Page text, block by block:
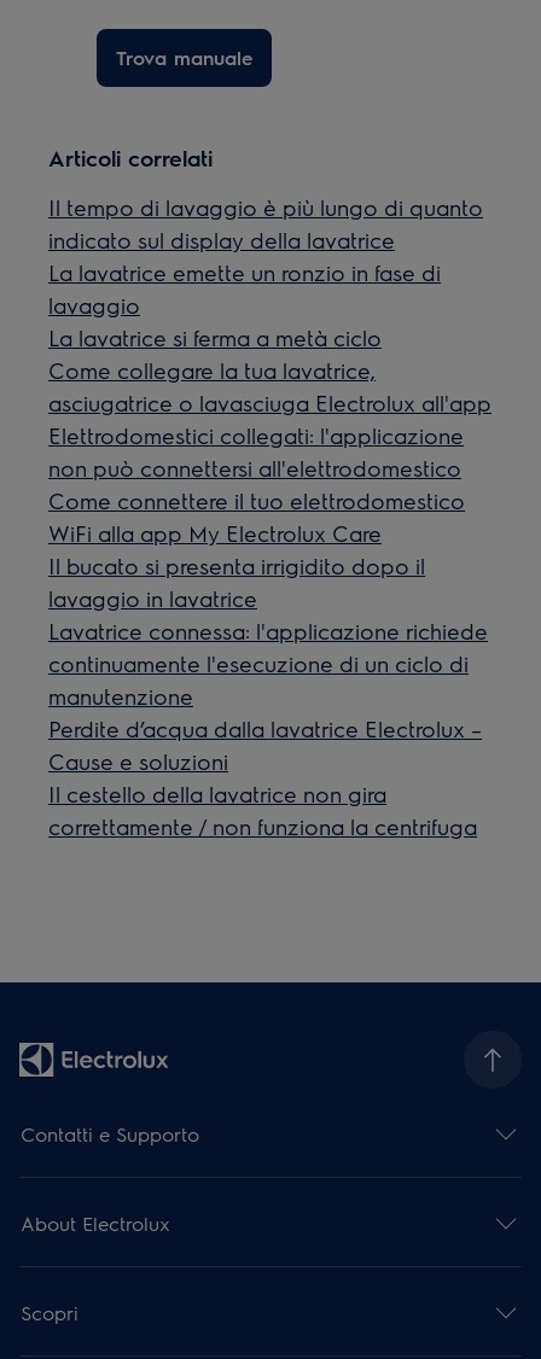
Trova manuale
Articoli correlati
Il tempo di lavaggio è più lungo di quanto
indicato sul display della lavatrice
La lavatrice emette un ronzio in fase di
lavaggio
La lavatrice si ferma a metà ciclo
Come collegare la tua lavatrice,
asciugatrice o lavasciuga Electrolux all'app
Elettrodomestici collegati: l'applicazione
non può connettersi all'elettrodomestico
Come connettere il tuo elettrodomestico
WiFi alla app My Electrolux Care
Il bucato si presenta irrigidito dopo il
lavaggio in lavatrice
Lavatrice connessa: l'applicazione richiede
continuamente l'esecuzione di un ciclo di
manutenzione
Perdite d’acqua dalla lavatrice Electrolux –
Cause e soluzioni
Il cestello della lavatrice non gira
correttamente / non funziona la centrifuga
Contatti e Supporto
About Electrolux
Scopri